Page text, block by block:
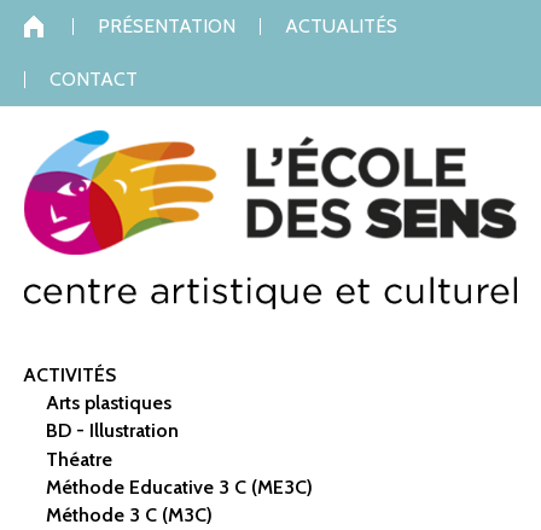
Skip to navigation
PRÉSENTATION ACTUALITÉS
CONTACT
ACTIVITÉS
Arts plastiques
BD - Illustration
Théatre
Méthode Educative 3 C (ME3C)
Méthode 3 C (M3C)